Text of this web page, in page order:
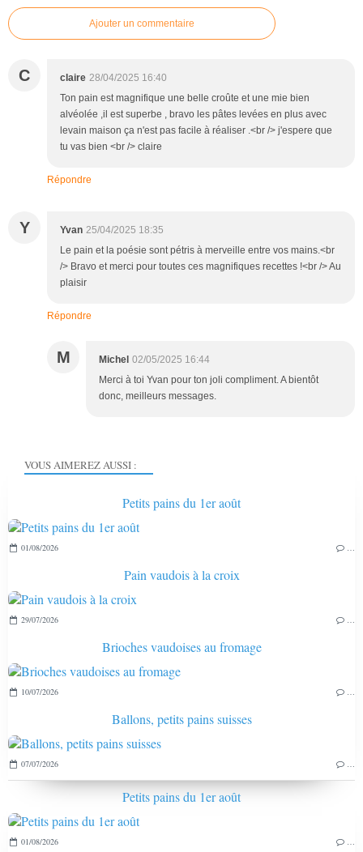
Ajouter un commentaire
C claire 28/04/2025 16:40
Ton pain est magnifique une belle croûte et une mie bien
alvéolée ,il est superbe , bravo les pâtes levées en plus avec
levain maison ça n'est pas facile à réaliser .<br /> j'espere que
tu vas bien <br /> claire
Répondre
Y Yvan 25/04/2025 18:35
Le pain et la poésie sont pétris à merveille entre vos mains.<br
/> Bravo et merci pour toutes ces magnifiques recettes !<br /> Au
plaisir
Répondre
M Michel 02/05/2025 16:44
Merci à toi Yvan pour ton joli compliment. A bientôt
donc, meilleurs messages.
VOUS AIMEREZ AUSSI :
Petits pains du 1er août
01/08/2026
Pain vaudois à la croix
29/07/2026
Brioches vaudoises au fromage
10/07/2026
Ballons, petits pains suisses
07/07/2026
Petits pains du 1er août
01/08/2026